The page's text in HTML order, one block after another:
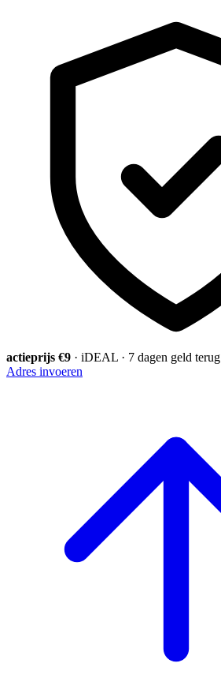
actieprijs €9 · iDEAL · 7 dagen geld terug
Adres invoeren